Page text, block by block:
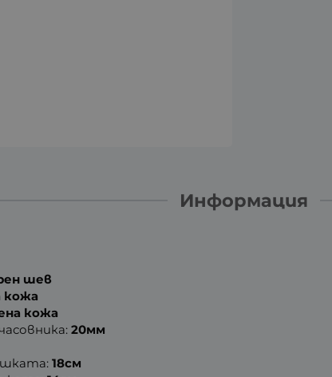
Информация
шев
кожа
кожа
20мм
18см